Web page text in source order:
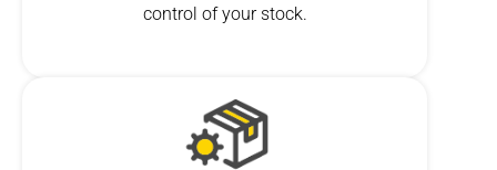
control of your stock.